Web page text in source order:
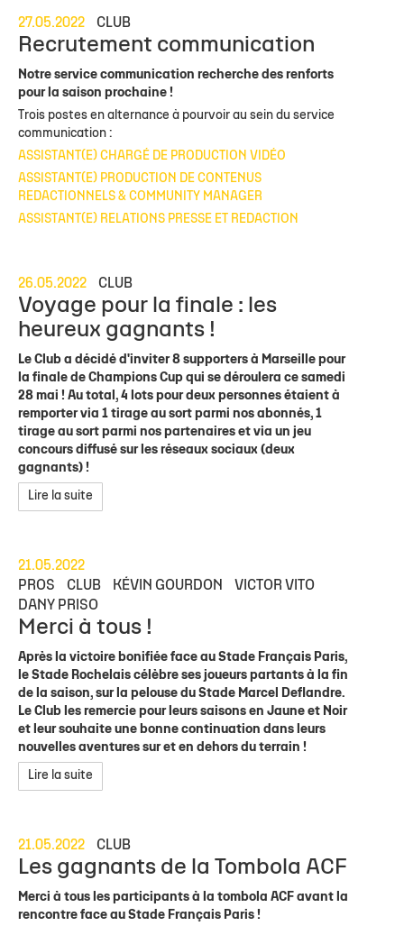
27.05.2022 CLUB
Recrutement communication
Notre service communication recherche des renforts
pour la saison prochaine !
Trois postes en alternance à pourvoir au sein du service
communication :
ASSISTANT(E) CHARGÉ DE PRODUCTION VIDÉO
ASSISTANT(E) PRODUCTION DE CONTENUS
REDACTIONNELS & COMMUNITY MANAGER
ASSISTANT(E) RELATIONS PRESSE ET REDACTION
26.05.2022 CLUB
Voyage pour la finale : les
heureux gagnants !
Le Club a décidé d'inviter 8 supporters à Marseille pour
la finale de Champions Cup qui se déroulera ce samedi
28 mai ! Au total, 4 lots pour deux personnes étaient à
remporter via 1 tirage au sort parmi nos abonnés, 1
tirage au sort parmi nos partenaires et via un jeu
concours diffusé sur les réseaux sociaux (deux
gagnants) !
Lire la suite
21.05.2022
PROS
CLUB KÉVIN GOURDON
VICTOR VITO
DANY PRISO
Merci à tous !
Après la victoire bonifiée face au Stade Français Paris,
le Stade Rochelais célèbre ses joueurs partants à la fin
de la saison, sur la pelouse du Stade Marcel Deflandre.
Le Club les remercie pour leurs saisons en Jaune et Noir
et leur souhaite une bonne continuation dans leurs
nouvelles aventures sur et en dehors du terrain !
Lire la suite
21.05.2022 CLUB
Les gagnants de la Tombola ACF
Merci à tous les participants à la tombola ACF avant la
rencontre face au Stade Français Paris !